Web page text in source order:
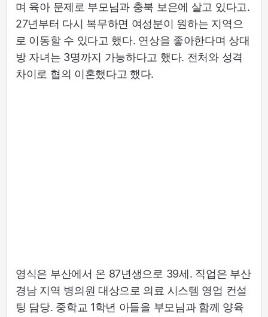
며 육아 문제로 부모님과 충북 보은에 살고 있다고.
27년부터 다시 복무하면 여성분이 원하는 지역으
로 이동할 수 있다고 했다. 연상을 좋아한다며 상대
방 자녀는 3명까지 가능하다고 했다. 전처와 성격
차이로 협의 이혼했다고 했다.
영식은 부산에서 온 87년생으로 39세. 직업은 부산
경남 지역 병의원 대상으로 의료 시스템 영업 컨설
팅 담당. 중학교 1학년 아들을 부모님과 함께 양육